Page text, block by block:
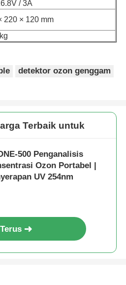
Nuklir
udara luar
/ 3A
220 × 120 mm
detektor ozon genggam
Terbaik untuk
500 Penganalisis
Ozon Portabel |
UV 254nm
Terus